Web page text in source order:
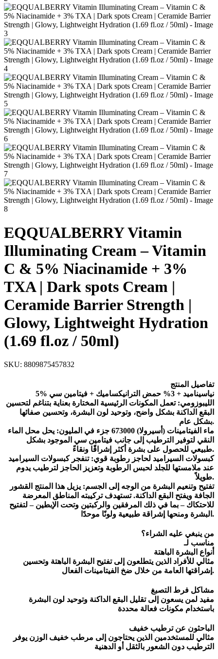
EQQUALBERRY Vitamin
Illuminating Cream – Vitamin
C & 5% Niacinamide + 3%
TXA | Dark spots Cream |
Ceramide Barrier Strength |
Glowy, Lightweight Hydration
(1.69 fl.oz / 50ml)
SKU: 8809875457832
تفاصيل المنتج
5% نياسيناميد + 3% حمض الترانيكساميك + فيتامين سي
الليبوزومي: تعمل المكونات الرئيسية المختارة بعناية بتناغم لتحسين
البقع الداكنة بشكل واضح، وتوحيد لون البشرة، وتحسين صفائها
بشكل عام.
ماء الفيتامينات (أسيرولا) 673000 جزء في المليون: يحل محل الماء
النقي لتوفير الترطيب إلى جانب فيتامين سي الموجود بشكل
طبيعي للحصول على بشرة أكثر إشراقًا ونقاءً.
كبسولات السيراميد لحاجز رطوبة قوي: تنفجر كبسولات السيراميد
عند ملامستها للجلد لحبس الرطوبة وتعزيز الحاجز لترطيب يدوم
طويلاً.
تفتيح وتنعيم البشرة من الوجه إلى الجسم: يزيل هذا المنتج القشور
الجافة ويفتح البقع الداكنة. تستهدف تركيبته المناطق المعرضة
للاحتكاك – بما في ذلك المرفقين والركبتين وتحت الإبطين – لتفتيح
البشرة ومنحها إشراقة طبيعية ولونًا موحدًا.
من ينبغي عليه الشراء؟
مناسب لـ
أنواع البشرة الباهتة
مثالي للأفراد الذين يتطلعون إلى تفتيح البشرة الباهتة وتحسين
إشراقتها العامة من خلال ضخ الفيتامينات الفعال.
مشاكل فرط التصبغ
مفيد لمن يسعون إلى تقليل البقع الداكنة وتوحيد لون البشرة
باستخدام مكونات فعالة محددة
الباحثون عن ترطيب خفيف
مثالي للمستخدمين الذين يحتاجون إلى مرطب خفيف الوزن يوفر
الترطيب دون الشعور بالثقل أو الدهنية